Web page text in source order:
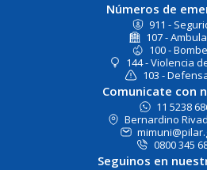
Números de
911 -
107 -
100 -
144 - Violencia
103 -
Comunicate con
11 5238
Bernardino
0800 345
Seguinos en